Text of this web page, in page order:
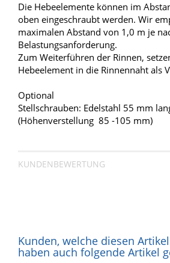
Die Hebeelemente können im
oben eingeschraubt werden. Wir
maximalen Abstand von 1,0 m je
Belastungsanforderung.
Zum Weiterführen der Rinnen,
Hebeelement in die Rinnennaht als
Optional
Stellschrauben: Edelstahl 55 mm
(Höhenverstellung 85 -105 mm)
KUNDENBEWERTUNG
Kunden, welche diesen
haben auch folgende Artikel